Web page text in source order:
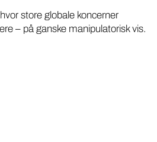
store globale koncerner
– på ganske manipulatorisk vis.